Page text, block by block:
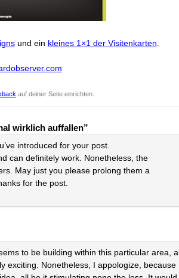
und ein kleines 1×1 der Visitenkarten.
auf deiner Seite einrichten.
wirklich auffallen”
introduced for your post.
can definitely work. Nonetheless, the
May just you please prolong them a
for the post.
to be building within this particular area,
exciting. Nonetheless, I appologize, because